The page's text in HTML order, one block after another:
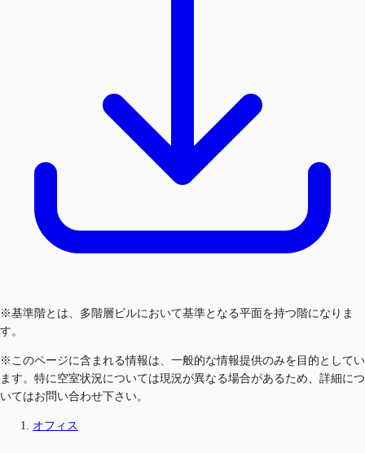
※基準階とは、多階層ビルにおいて基準となる平面を持つ階になりま
す。
※このページに含まれる情報は、一般的な情報提供のみを目的としてい
ます。特に空室状況については現況が異なる場合があるため、詳細につ
いてはお問い合わせ下さい。
オフィス